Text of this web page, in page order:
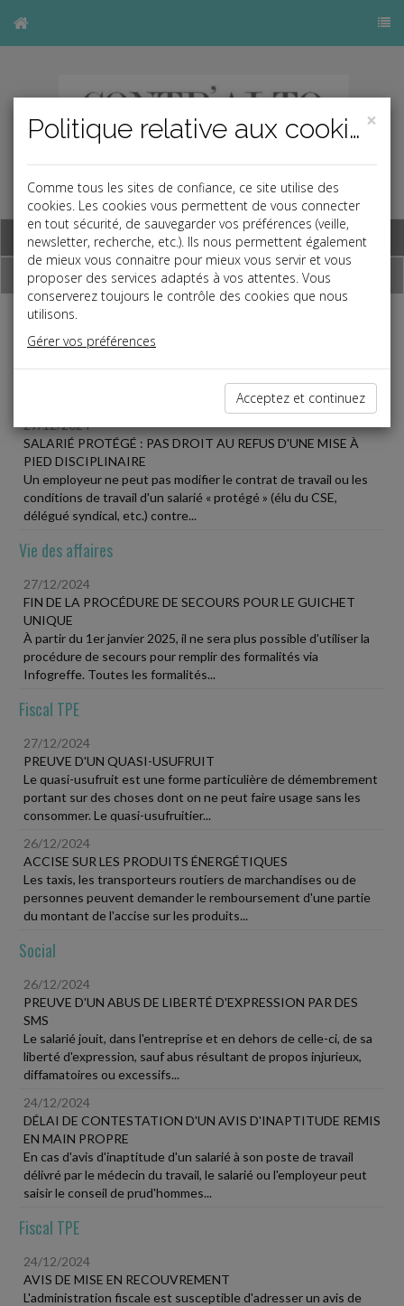
Base documentaire
Dépêches
Liste des dernières dépêches
27/12/2024
SALARIÉ PROTÉGÉ : PAS DROIT AU REFUS D'UNE MISE À
PIED DISCIPLINAIRE
Un employeur ne peut pas modifier le contrat de travail ou les
conditions de travail d'un salarié « protégé » (élu du CSE,
délégué syndical, etc.) contre...
Vie des affaires
27/12/2024
FIN DE LA PROCÉDURE DE SECOURS POUR LE GUICHET
UNIQUE
À partir du 1er janvier 2025, il ne sera plus possible d'utiliser la
procédure de secours pour remplir des formalités via
Infogreffe. Toutes les formalités...
Fiscal TPE
27/12/2024
PREUVE D'UN QUASI-USUFRUIT
Le quasi-usufruit est une forme particulière de démembrement
portant sur des choses dont on ne peut faire usage sans les
consommer. Le quasi-usufruitier...
26/12/2024
ACCISE SUR LES PRODUITS ÉNERGÉTIQUES
Les taxis, les transporteurs routiers de marchandises ou de
personnes peuvent demander le remboursement d'une partie
du montant de l'accise sur les produits...
Social
26/12/2024
PREUVE D'UN ABUS DE LIBERTÉ D'EXPRESSION PAR DES
SMS
Le salarié jouit, dans l'entreprise et en dehors de celle-ci, de sa
liberté d'expression, sauf abus résultant de propos injurieux,
diffamatoires ou excessifs...
24/12/2024
DÉLAI DE CONTESTATION D'UN AVIS D'INAPTITUDE REMIS
EN MAIN PROPRE
En cas d'avis d'inaptitude d'un salarié à son poste de travail
délivré par le médecin du travail, le salarié ou l'employeur peut
saisir le conseil de prud'hommes...
Fiscal TPE
24/12/2024
AVIS DE MISE EN RECOUVREMENT
L'administration fiscale est susceptible d'adresser un avis de
×
Politique relative aux cookies
Comme tous les sites de confiance, ce site utilise des
cookies. Les cookies vous permettent de vous connecter
en tout sécurité, de sauvegarder vos préférences (veille,
newsletter, recherche, etc.). Ils nous permettent également
de mieux vous connaitre pour mieux vous servir et vous
proposer des services adaptés à vos attentes. Vous
conserverez toujours le contrôle des cookies que nous
utilisons.
Gérer vos préférences
Acceptez et continuez